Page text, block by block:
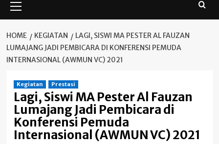
Menu
HOME KEGIATAN
LAGI, SISWI MA PESTER AL FAUZAN
LUMAJANG JADI PEMBICARA DI KONFERENSI PEMUDA
INTERNASIONAL (AWMUN VC) 2021
Kegiatan Prestasi
Lagi, Siswi MA Pester Al Fauzan
Lumajang Jadi Pembicara di
Konferensi Pemuda
Internasional (AWMUN VC) 2021